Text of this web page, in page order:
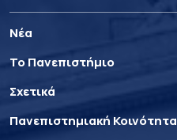
Νέα
Το Πανεπιστήμιο
Σχετικά
Πανεπιστημιακή Κοινότητα